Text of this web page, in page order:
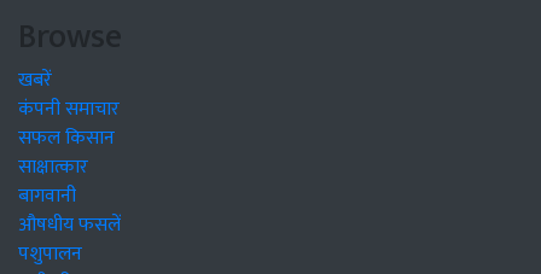
Browse
खबरें
कंपनी समाचार
सफल किसान
साक्षात्कार
बागवानी
औषधीय फसलें
पशुपालन